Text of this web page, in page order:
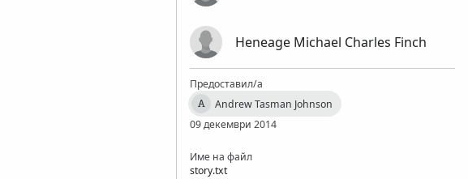
Heneage Michael Charles Finch
Предоставил/а
A
Andrew Tasman Johnson
09 декември 2014
Име на файл
story.txt